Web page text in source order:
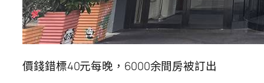
價錢錯標40元每晚，6000余間房被訂出